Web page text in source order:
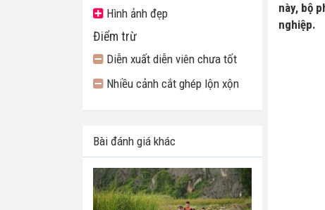
Hình ảnh đẹp
Điểm trừ
Diễn xuất diễn viên chưa tốt
Nhiều cảnh cắt ghép lộn xộn
Bài đánh giá khác
này, bộ
nghiệp.